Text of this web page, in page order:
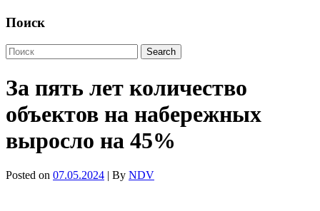
Поиск
За пять лет количество
объектов на набережных
выросло на 45%
Posted on 07.05.2024 | By NDV